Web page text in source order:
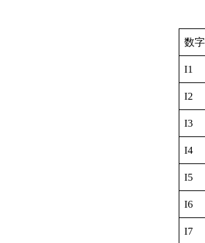
数
I1
I2
I3
I4
I5
I6
I7